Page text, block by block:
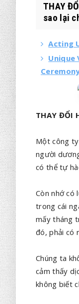
THAY
sao lại
Acting
Unique
THAY ĐỔI
Một công
người
có thể tự
Còn nhớ có
trong cái
mấy tháng
đó, phải có
Chúng ta
cảm thấy
không biết